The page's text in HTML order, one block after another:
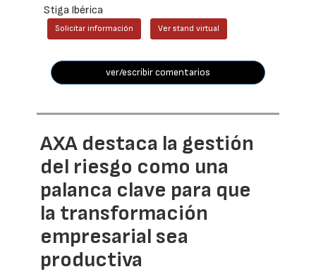
Stiga Ibérica
Solicitar información Ver stand virtual
ver/escribir comentarios
AXA destaca la gestión
del riesgo como una
palanca clave para que
la transformación
empresarial sea
productiva